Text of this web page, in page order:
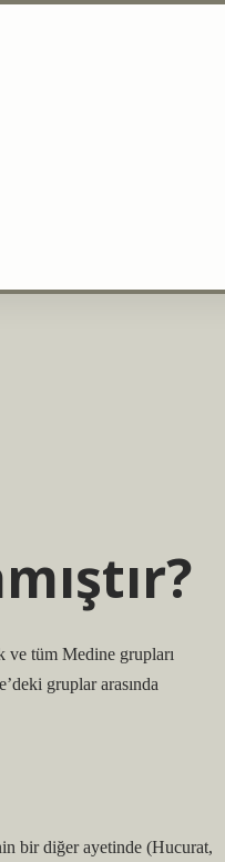
ve tüm Medine grupları
gruplar arasında
bir diğer ayetinde (Hucurat,